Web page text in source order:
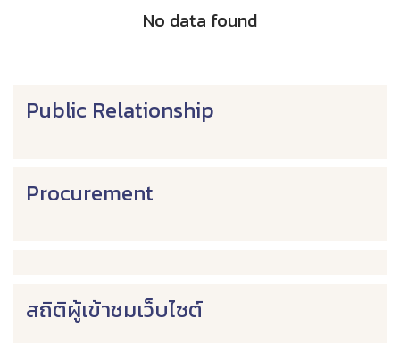
No data found
Public Relationship
Procurement
สถิติผู้เข้าชมเว็บไซต์